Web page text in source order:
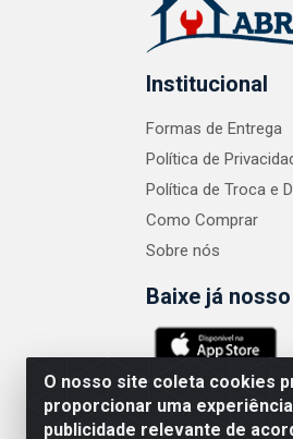
O nosso site coleta cookies
proporcionar uma
publicidade relevante de
Institucional
Formas de Entrega
Política de
Política de Troca e
Como Comprar
Sobre nós
Baixe já
ABRASEG